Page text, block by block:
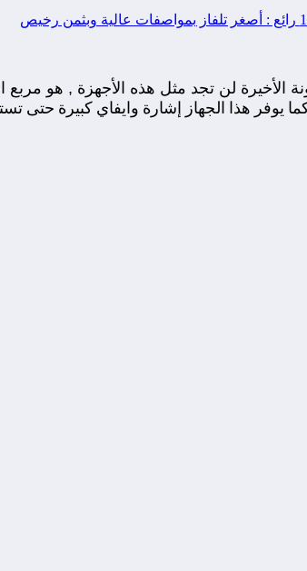
لن تجد مثل هذه الأجهزة , هو مربع